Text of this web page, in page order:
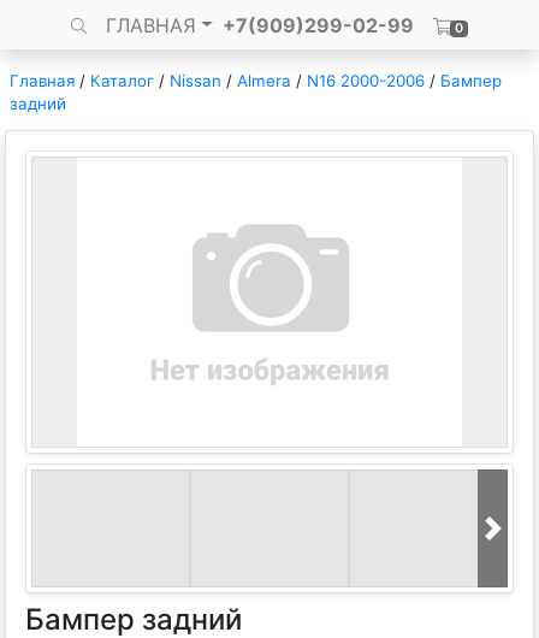
ГЛАВНАЯ +7(909)299-02-99 0
Главная / Каталог / Nissan / Almera / N16 2000-2006 / Бампер
задний
Бампер задний